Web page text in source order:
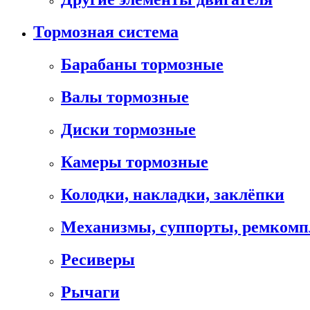
Тормозная система
Барабаны тормозные
Валы тормозные
Диски тормозные
Камеры тормозные
Колодки, накладки, заклёпки
Механизмы, суппорты,
Ресиверы
Рычаги